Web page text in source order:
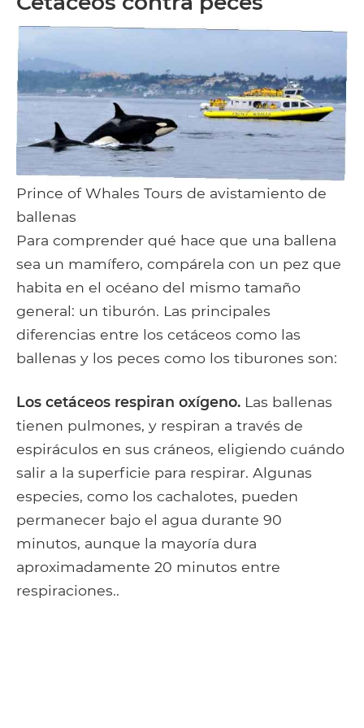
Prince of Whales Tours de avistamiento de
ballenas
Para comprender qué hace que una ballena
sea un mamífero, compárela con un pez que
habita en el océano del mismo tamaño
general: un tiburón. Las principales
diferencias entre los cetáceos como las
ballenas y los peces como los tiburones son:
Los cetáceos respiran oxígeno. Las ballenas
tienen pulmones, y respiran a través de
espiráculos en sus cráneos, eligiendo cuándo
salir a la superficie para respirar. Algunas
especies, como los cachalotes, pueden
permanecer bajo el agua durante 90
minutos, aunque la mayoría dura
aproximadamente 20 minutos entre
respiraciones..